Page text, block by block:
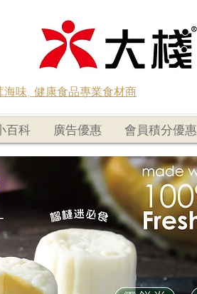
味, 健康食品專業食材商
百科 廣告優惠 會員積分優惠